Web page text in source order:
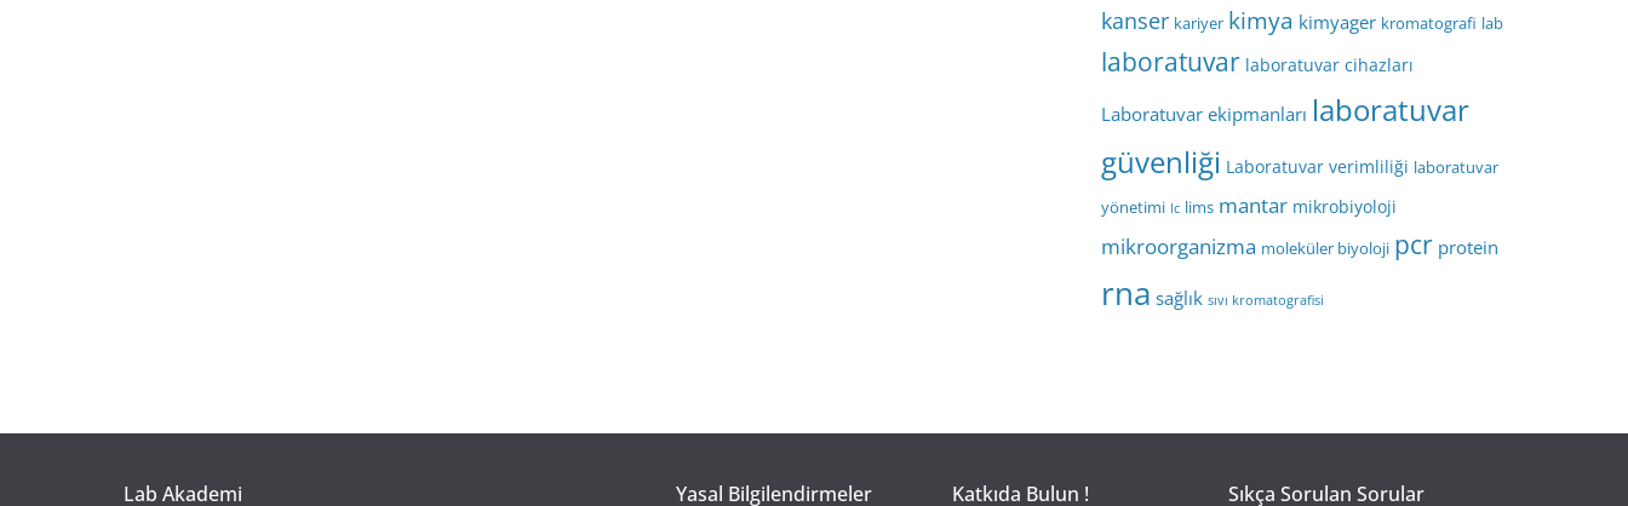
kanser kariyer kimya kimyager kromatografi lab
laboratuvar laboratuvar cihazları
Laboratuvar ekipmanları laboratuvar
güvenliği Laboratuvar verimliliği laboratuvar
yönetimi lc lims mantar mikrobiyoloji
mikroorganizma moleküler biyoloji pcr protein
rna sağlık sıvı kromatografisi
Lab Akademi Yasal Bilgilendirmeler Katkıda Bulun ! Sıkça Sorulan Sorular